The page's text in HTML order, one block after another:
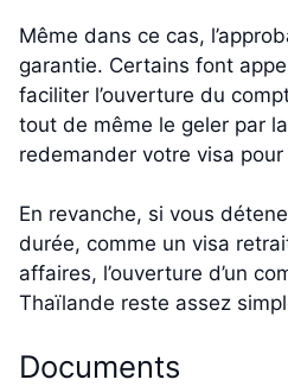
Même dans ce cas,
garantie. Certains font
faciliter l’ouverture du
tout de même le geler par
redemander votre visa
En revanche, si vous
durée, comme un visa
affaires, l’ouverture d’un
Thaïlande reste assez
Documents